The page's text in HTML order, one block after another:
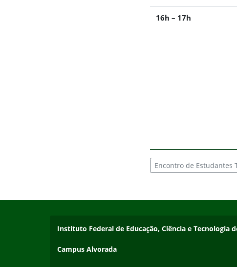
16h – 17h
Encontro de Estudantes
Endereço
Instituto Federal de Educação, Ciência e Tecnologia
Campus Alvorada